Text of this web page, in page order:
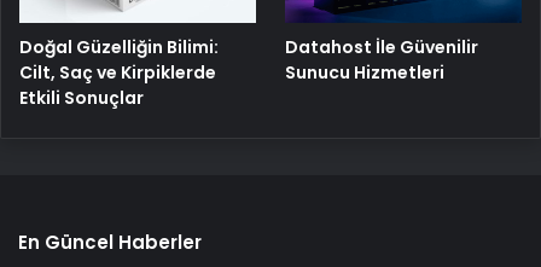
Doğal Güzelliğin Bilimi:
Cilt, Saç ve Kirpiklerde
Etkili Sonuçlar
Datahost İle Güvenilir
Sunucu Hizmetleri
En Güncel Haberler